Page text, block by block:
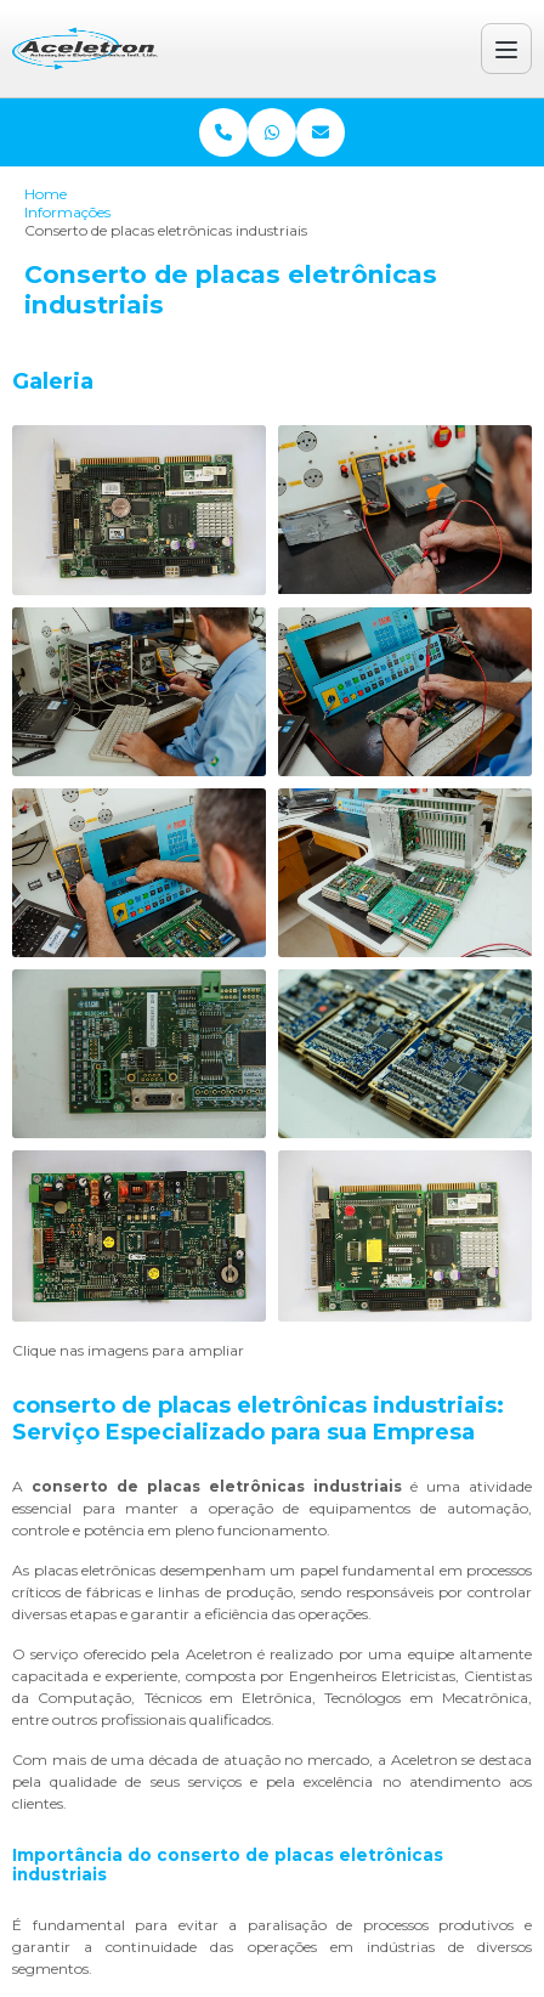
Home
Informações
Conserto de placas eletrônicas industriais
Conserto de placas eletrônicas
industriais
Galeria
Clique nas imagens para ampliar
conserto de placas eletrônicas industriais:
Serviço Especializado para sua Empresa
A conserto de placas eletrônicas industriais é uma atividade
essencial para manter a operação de equipamentos de automação,
controle e potência em pleno funcionamento.
As placas eletrônicas desempenham um papel fundamental em processos
críticos de fábricas e linhas de produção, sendo responsáveis por controlar
diversas etapas e garantir a eficiência das operações.
O serviço oferecido pela Aceletron é realizado por uma equipe altamente
capacitada e experiente, composta por Engenheiros Eletricistas, Cientistas
da Computação, Técnicos em Eletrônica, Tecnólogos em Mecatrônica,
entre outros profissionais qualificados.
Com mais de uma década de atuação no mercado, a Aceletron se destaca
pela qualidade de seus serviços e pela excelência no atendimento aos
clientes.
Importância do conserto de placas eletrônicas
industriais
É fundamental para evitar a paralisação de processos produtivos e
garantir a continuidade das operações em indústrias de diversos
segmentos.